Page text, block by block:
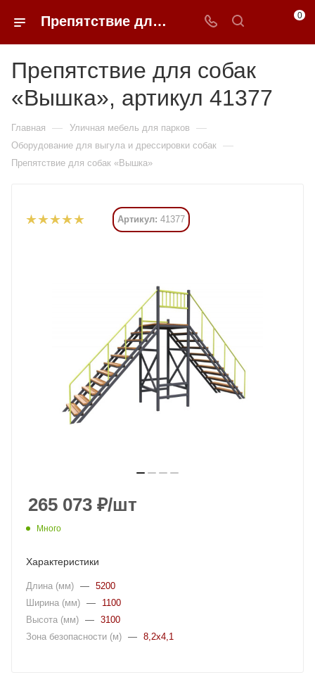
Препятствие для собак «Вышка» купить в Москве от 240 975 ₽ - 0FFER 0
Препятствие для собак
«Вышка», артикул 41377
Главная — Уличная мебель для парков —
Оборудование для выгула и дрессировки собак —
Препятствие для собак «Вышка»
Артикул: 41377
265 073 ₽/шт
Много
Характеристики
Длина (мм) — 5200
Ширина (мм) —
1100
Высота (мм) — 3100
Зона безопасности (м) — 8,2x4,1